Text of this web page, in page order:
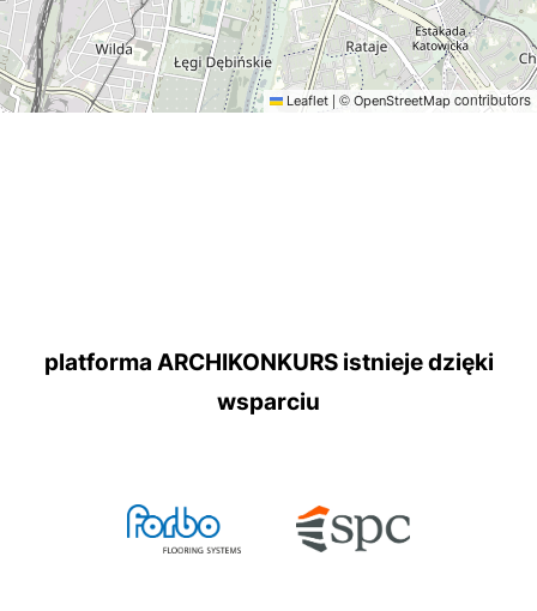
Leaflet | © OpenStreetMap contributors
platforma ARCHIKONKURS istnieje dzięki
wsparciu